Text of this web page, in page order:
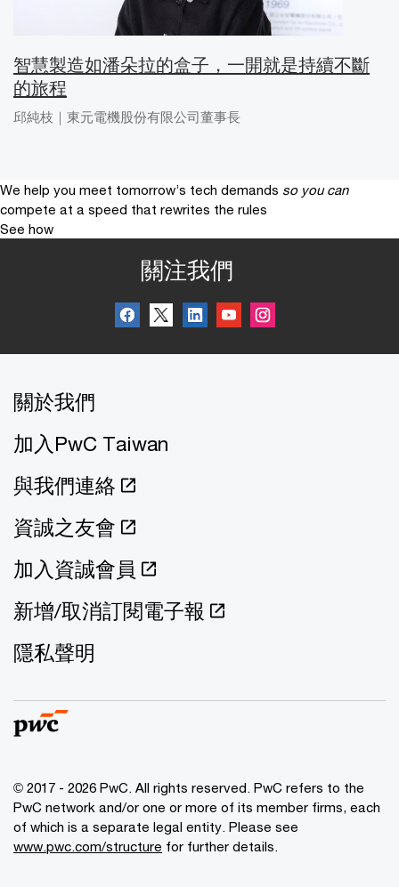
智慧製造如潘朵拉的盒子，一開就是持續不斷
的旅程
邱純枝｜東元電機股份有限公司董事長
We help you meet tomorrow’s tech demands so you can
compete at a speed that rewrites the rules
See how
關注我們
關於我們
加入PwC Taiwan
與我們連絡
資誠之友會
加入資誠會員
新增/取消訂閱電子報
隱私聲明
© 2017 - 2026 PwC. All rights reserved. PwC refers to the
PwC network and/or one or more of its member firms, each
of which is a separate legal entity. Please see
www.pwc.com/structure for further details.